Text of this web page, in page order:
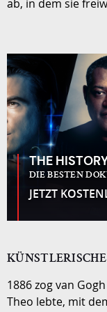
ab, in dem sie
THE
DIE BESTEN
JETZT
1886 zog van
Theo lebte, mit